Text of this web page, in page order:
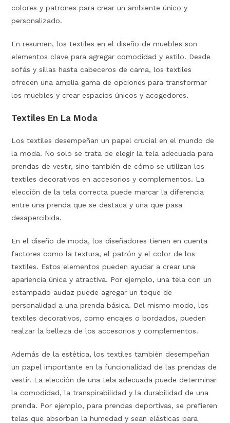
colores y patrones para crear un ambiente único y
personalizado.
En resumen, los textiles en el diseño de muebles son
elementos clave para agregar comodidad y estilo. Desde
sofás y sillas hasta cabeceros de cama, los textiles
ofrecen una amplia gama de opciones para transformar
los muebles y crear espacios únicos y acogedores.
Textiles En La Moda
Los textiles desempeñan un papel crucial en el mundo de
la moda. No solo se trata de elegir la tela adecuada para
prendas de vestir, sino también de cómo se utilizan los
textiles decorativos en accesorios y complementos. La
elección de la tela correcta puede marcar la diferencia
entre una prenda que se destaca y una que pasa
desapercibida.
En el diseño de moda, los diseñadores tienen en cuenta
factores como la textura, el patrón y el color de los
textiles. Estos elementos pueden ayudar a crear una
apariencia única y atractiva. Por ejemplo, una tela con un
estampado audaz puede agregar un toque de
personalidad a una prenda básica. Del mismo modo, los
textiles decorativos, como encajes o bordados, pueden
realzar la belleza de los accesorios y complementos.
Además de la estética, los textiles también desempeñan
un papel importante en la funcionalidad de las prendas de
vestir. La elección de una tela adecuada puede determinar
la comodidad, la transpirabilidad y la durabilidad de una
prenda. Por ejemplo, para prendas deportivas, se prefieren
telas que absorban la humedad y sean elásticas para